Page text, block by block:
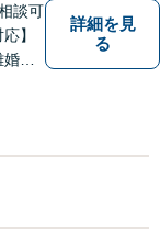
談可
】
・
詳細を見
る